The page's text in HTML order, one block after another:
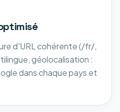
d'URL cohérente (/fr/,
géolocalisation :
dans chaque pays et